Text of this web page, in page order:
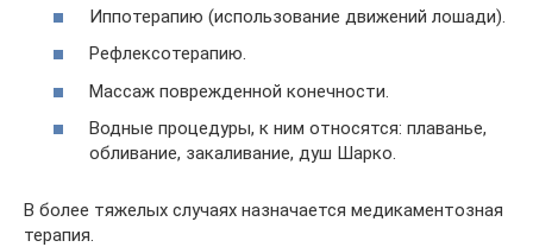
Иппотерапию (использование движений лошади).
Рефлексотерапию.
Массаж поврежденной конечности.
Водные процедуры, к ним относятся: плаванье,
обливание, закаливание, душ Шарко.
В более тяжелых случаях назначается медикаментозная
терапия.